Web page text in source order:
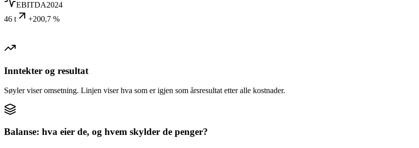
EBITDA2024
46 t
+200,7 %
Inntekter og resultat
Søyler viser omsetning. Linjen viser hva som er igjen som årsresultat etter alle kostnader.
Balanse: hva eier de, og hvem skylder de penger?